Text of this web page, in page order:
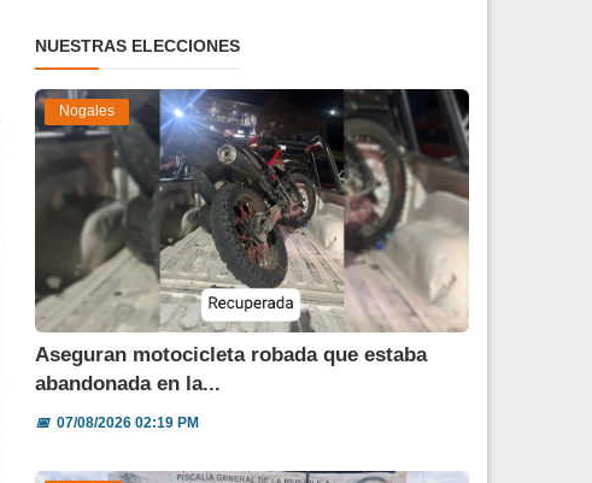
NUESTRAS ELECCIONES
Nogales
Aseguran motocicleta robada que estaba
abandonada en la...
📅07/08/2026 02:19 PM